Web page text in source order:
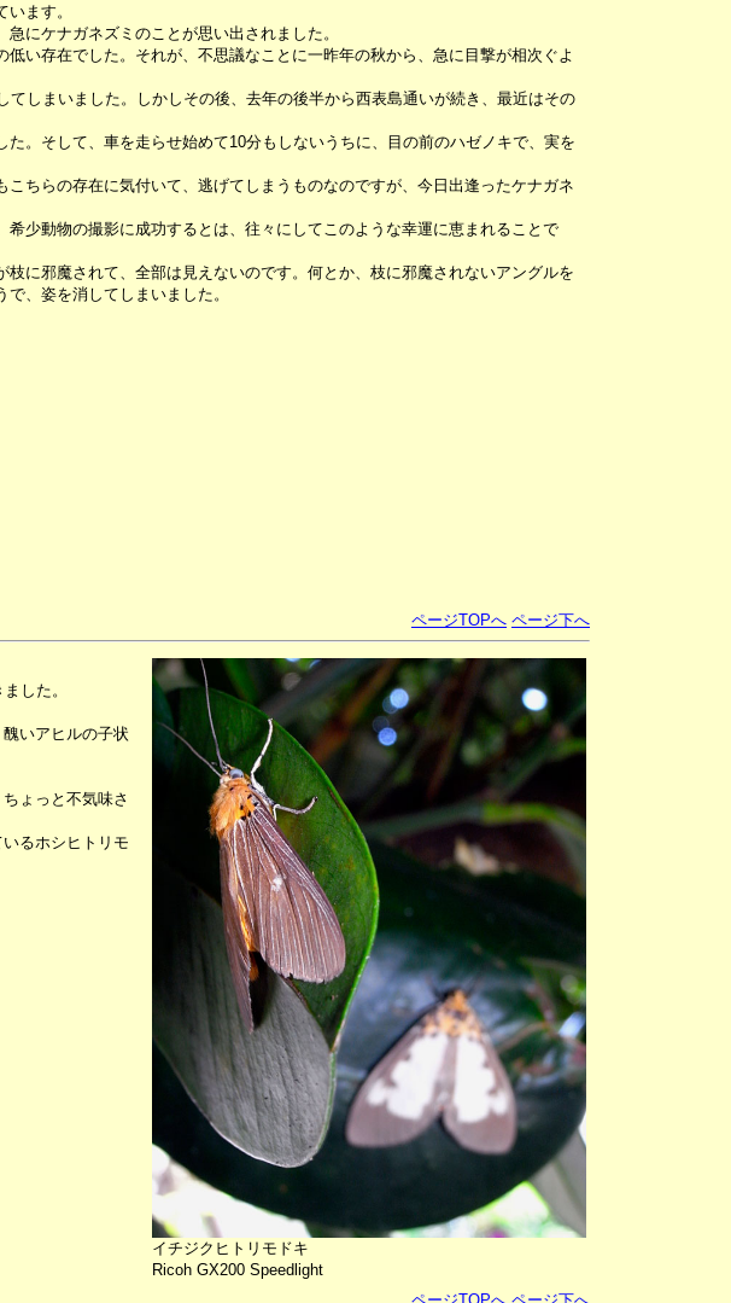
ます。
にケナガネズミのことが思い出されました。
い存在でした。それが、不思議なことに一昨年の秋から、急に目撃が相次ぐよ
しまいました。しかしその後、去年の後半から西表島通いが続き、最近はその
。そして、車を走らせ始めて10分もしないうちに、目の前のハゼノキで、実を
ちらの存在に気付いて、逃げてしまうものなのですが、今日出逢ったケナガネ
少動物の撮影に成功するとは、往々にしてこのような幸運に恵まれることで
に邪魔されて、全部は見えないのです。何とか、枝に邪魔されないアングルを
、姿を消してしまいました。
ページTOPへ ページ下へ
した。
いアヒルの子状
ょっと不気味さ
るホシヒトリモ
イチジクヒトリモドキ
Ricoh GX200 Speedlight